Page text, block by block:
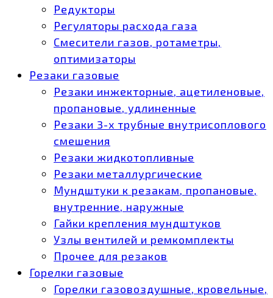
Редукторы
Регуляторы расхода газа
Смесители газов, ротаметры,
оптимизаторы
Резаки газовые
Резаки инжекторные, ацетиленовые,
пропановые, удлиненные
Резаки 3-х трубные внутрисоплового
смешения
Резаки жидкотопливные
Резаки металлургические
Мундштуки к резакам, пропановые,
внутренние, наружные
Гайки крепления мундштуков
Узлы вентилей и ремкомплекты
Прочее для резаков
Горелки газовые
Горелки газовоздушные, кровельные,